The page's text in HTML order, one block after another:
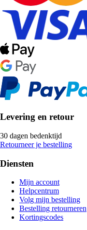
Levering en retour
30 dagen bedenktijd
Retourneer je bestelling
Diensten
Mijn account
Helpcentrum
Volg mijn bestelling
Bestelling retourneren
Kortingscodes